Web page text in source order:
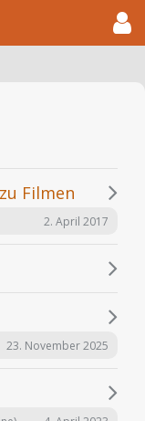
Filmen
2. April 2017
23. November 2025